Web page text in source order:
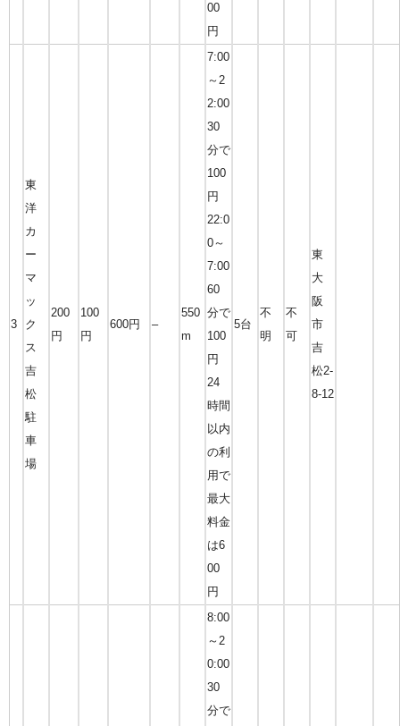
00
円
3
東
洋
カ
ー
マ
ッ
ク
ス
吉
松
駐
車
場
200
円
100
円
600円 –
550
m
7:00
～2
2:00
30
分で
100
円
22:0
0～
7:00
60
分で
100
円
24
時間
以内
の利
用で
最大
料金
は6
00
円
5台
不
明
不
可
東
大
阪
市
吉
松2-
8-12
8:00
～2
0:00
30
分で